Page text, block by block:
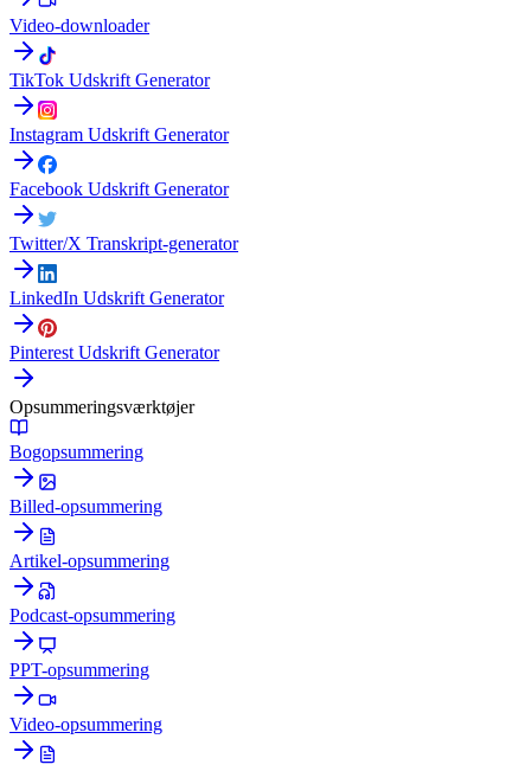
Video-downloader
TikTok Udskrift Generator
Instagram Udskrift Generator
Facebook Udskrift Generator
Twitter/X Transkript-generator
LinkedIn Udskrift Generator
Pinterest Udskrift Generator
Opsummeringsværktøjer
Bogopsummering
Billed-opsummering
Artikel-opsummering
Podcast-opsummering
PPT-opsummering
Video-opsummering